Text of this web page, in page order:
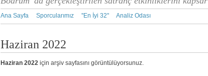
Ana Sayfa Sporcularımız ''En İyi 32'' Analiz Odası
Haziran 2022
Haziran 2022 için arşiv sayfasını görüntülüyorsunuz.